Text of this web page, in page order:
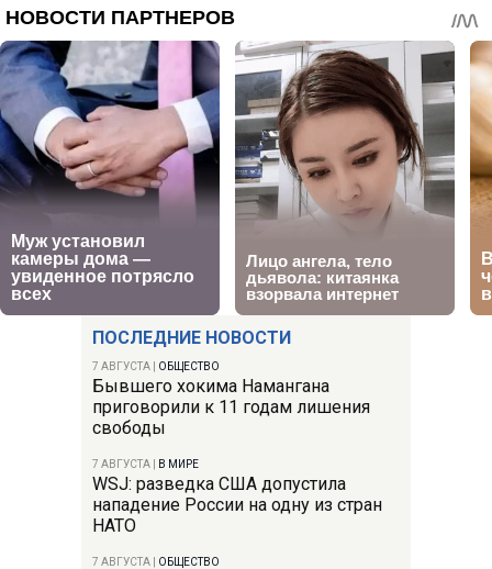
ПОСЛЕДНИЕ НОВОСТИ
7 АВГУСТА ОБЩЕСТВО
Бывшего хокима Намангана
приговорили к 11 годам лишения
свободы
7 АВГУСТА В МИРЕ
WSJ: разведка США допустила
нападение России на одну из стран
НАТО
7 АВГУСТА ОБЩЕСТВО